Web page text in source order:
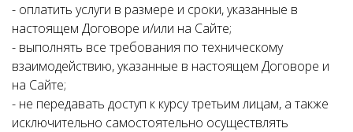
- оплатить услуги в размере и сроки, указанные в
настоящем Договоре и/или на Сайте;
- выполнять все требования по техническому
взаимодействию, указанные в настоящем Договоре и
на Сайте;
- не передавать доступ к курсу третьим лицам, а также
исключительно самостоятельно осуществлять